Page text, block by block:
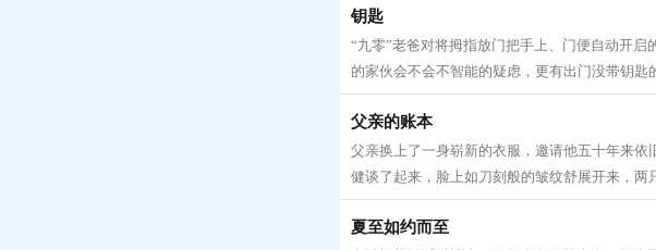
钥匙
“九零”老爸对将拇指放门把手上、门便自动开
的家伙会不会不智能的疑虑，更有出门没带钥匙
父亲的账本
父亲换上了一身崭新的衣服，邀请他五十年来
健谈了起来，脸上如刀刻般的皱纹舒展开来，两
夏至如约而至